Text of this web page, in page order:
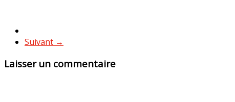
Suivant →
Laisser un commentaire